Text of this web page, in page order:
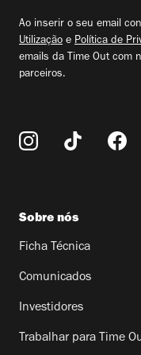
Ao inserir o seu email
Utilização e Política de
emails da Time Out com
parceiros.
Sobre nós
Ficha Técnica
Comunicados
Investidores
Trabalhar para Time